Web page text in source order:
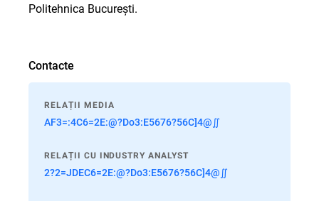
Politehnica Bucureşti.
Contacte
RELAȚII MEDIA
AF3=:4C6=2E:@?Do3:E5676?56C]4@∬
RELAȚII CU INDUSTRY ANALYST
2?2=JDEC6=2E:@?Do3:E5676?56C]4@∬